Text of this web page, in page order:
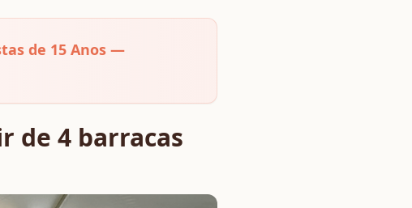
de 15 Anos —
de 4 barracas